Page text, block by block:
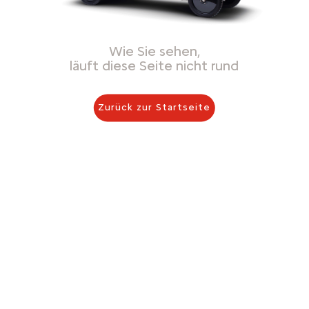
Wie Sie sehen,
läuft diese Seite nicht rund
Zurück zur Startseite